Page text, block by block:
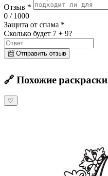
Отзыв *
0 / 1000
Защита от спама *
Сколько будет 7 + 9?
📨 Отправить отзыв
🔗 Похожие раскраски
♡